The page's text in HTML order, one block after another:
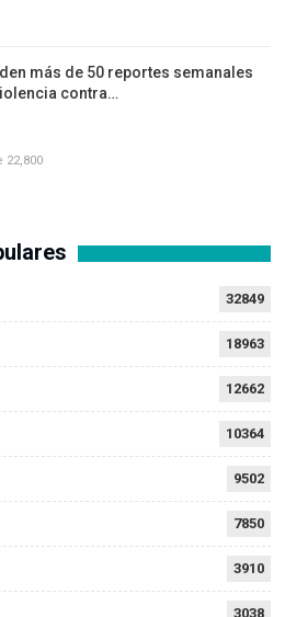
más de 50 reportes semanales
contra…
22,800
32849
18963
12662
10364
9502
7850
3910
3038